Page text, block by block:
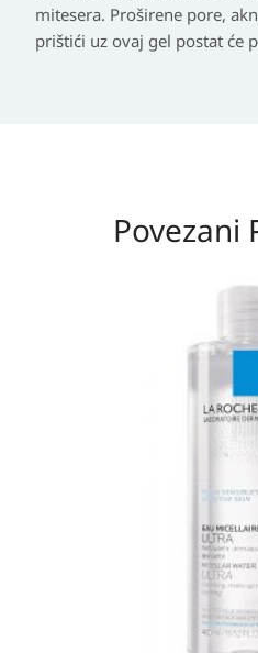
mitesera. Proširene pore,
prištići uz ovaj gel postat će
Povezani